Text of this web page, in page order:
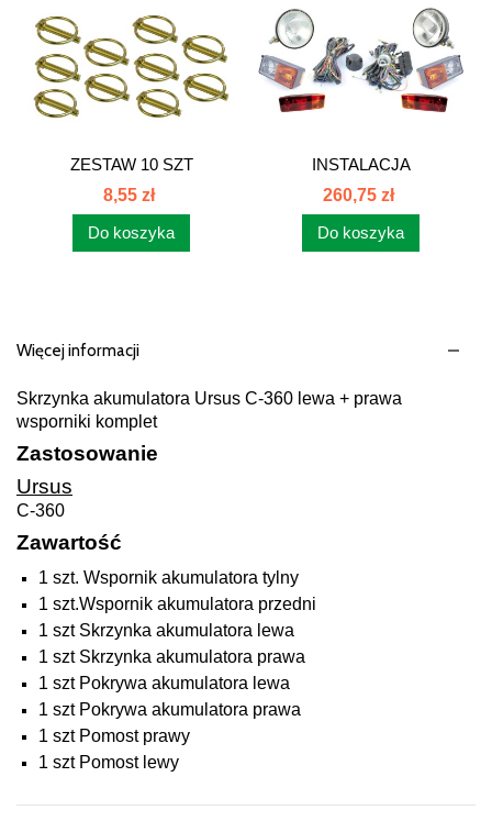
ZESTAW 10 SZT
ZATYCZEK...
8,55 zł
Do koszyka
INSTALACJA
ELEKTRYCZNA C-360...
260,75 zł
Do koszyka
Więcej informacji
Skrzynka akumulatora Ursus C-360 lewa + prawa
wsporniki komplet
Zastosowanie
Ursus
C-360
Zawartość
1 szt. Wspornik akumulatora tylny
1 szt.Wspornik akumulatora przedni
1 szt Skrzynka akumulatora lewa
1 szt Skrzynka akumulatora prawa
1 szt Pokrywa akumulatora lewa
1 szt Pokrywa akumulatora prawa
1 szt Pomost prawy
1 szt Pomost lewy